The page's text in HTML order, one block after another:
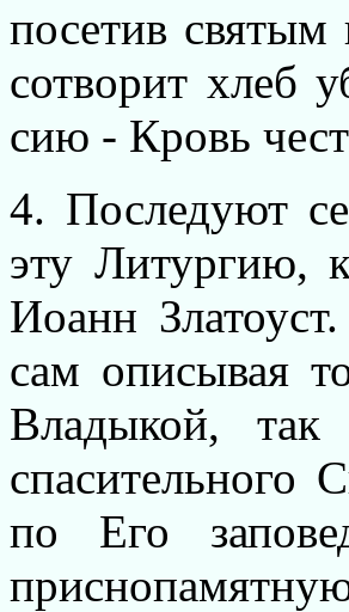
посетив
сотворит хлеб
сию - Кровь
4. Последуют
эту Литургию,
Иоанн
сам описывая
Владыкой, так
спасительного
по Его